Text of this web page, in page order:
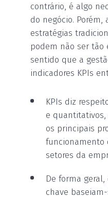
contrário, é algo
do negócio.
estratégias
podem não ser tão
sentido que a
indicadores KPIs
KPIs diz
e
os principais
funcionamento
setores da
De forma
chave